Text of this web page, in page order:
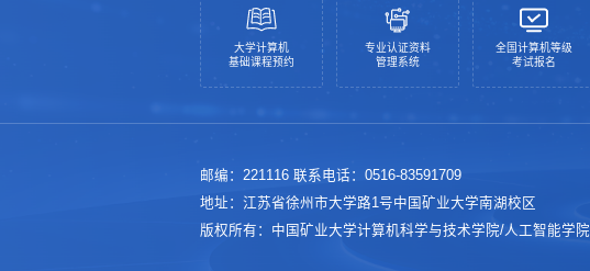
大学计算机
基础课程预约
专业认证资料
管理系统
全国计算机等级
考试报名
邮编：221116 联系电话：0516-83591709
地址：江苏省徐州市大学路1号中国矿业大学南湖校区
版权所有：中国矿业大学计算机科学与技术学院/人工智能学院